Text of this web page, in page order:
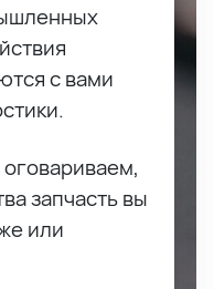
с вами
запчасть вы
или